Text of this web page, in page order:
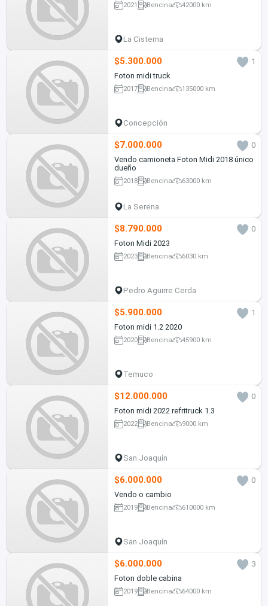
2021 Bencina 42000 km
La Cisterna
$5.300.000
1
Foton midi truck
2017 Bencina 135000 km
Concepción
$7.000.000
0
Vendo camioneta Foton Midi 2018 único
dueño
2018 Bencina 63000 km
La Serena
$8.790.000
0
Foton Midi 2023
2023 Bencina 6030 km
Pedro Aguirre Cerda
$5.900.000
1
Foton midi 1.2 2020
2020 Bencina 45900 km
Temuco
$12.000.000
0
Foton midi 2022 refritruck 1.3
2022 Bencina 9000 km
San Joaquín
$6.000.000
0
Vendo o cambio
2019 Bencina 610000 km
San Joaquín
$6.000.000
3
Foton doble cabina
2019 Bencina 64000 km